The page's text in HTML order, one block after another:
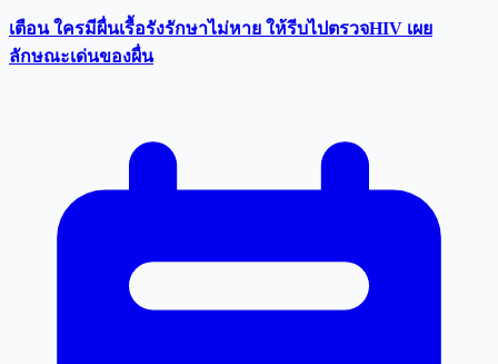
เตือน ใครมีผื่นเรื้อรังรักษาไม่หาย ให้รีบไปตรวจHIV เผย
ลักษณะเด่นของผื่น